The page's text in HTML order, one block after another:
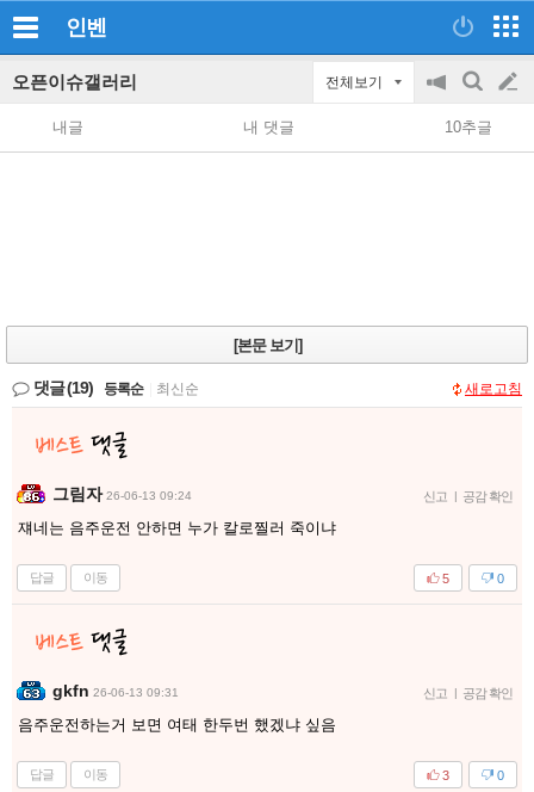
인벤
오픈이슈갤러리 전체보기
공
지
on/off
검
색
글
쓰
내글 내 댓글 10추글
[본문 보기]
댓글(19) 등록순 최신순 새로고침
그림자 26-06-13 09:24 신고 | 공감 확인
쟤네는 음주운전 안하면 누가 칼로찔러 죽이냐
답글 이동 0
5
gkfn 26-06-13 09:31 신고 | 공감 확인
음주운전하는거 보면 여태 한두번 했겠냐 싶음
답글 이동 0
3